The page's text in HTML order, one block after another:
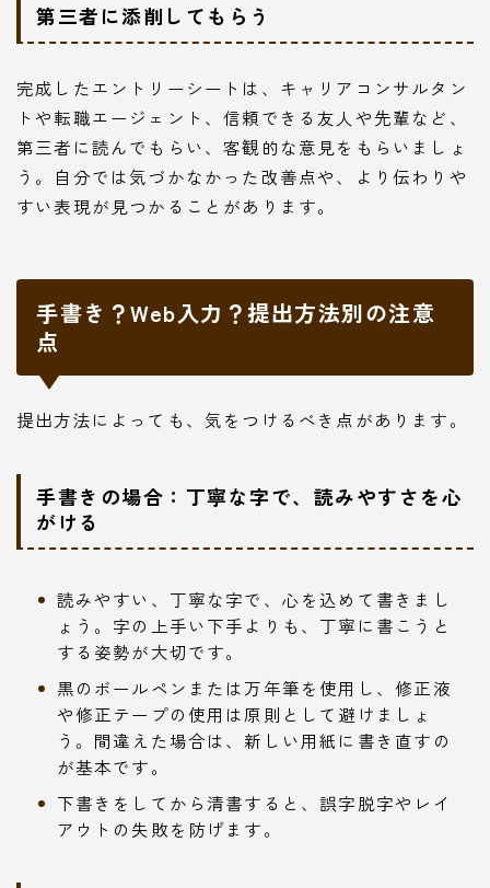
第三者に添削してもらう
完成したエントリーシートは、キャリアコンサルタン
トや転職エージェント、信頼できる友人や先輩など、
第三者に読んでもらい、客観的な意見をもらいましょ
う。自分では気づかなかった改善点や、より伝わりや
すい表現が見つかることがあります。
手書き？Web入力？提出方法別の注意
点
提出方法によっても、気をつけるべき点があります。
手書きの場合：丁寧な字で、読みやすさを心
がける
読みやすい、丁寧な字で、心を込めて書きまし
ょう。字の上手い下手よりも、丁寧に書こうと
する姿勢が大切です。
黒のボールペンまたは万年筆を使用し、修正液
や修正テープの使用は原則として避けましょ
う。間違えた場合は、新しい用紙に書き直すの
が基本です。
下書きをしてから清書すると、誤字脱字やレイ
アウトの失敗を防げます。